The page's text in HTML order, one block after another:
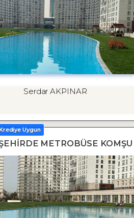
Serdar AKPINAR
Uygun
METROBÜSE